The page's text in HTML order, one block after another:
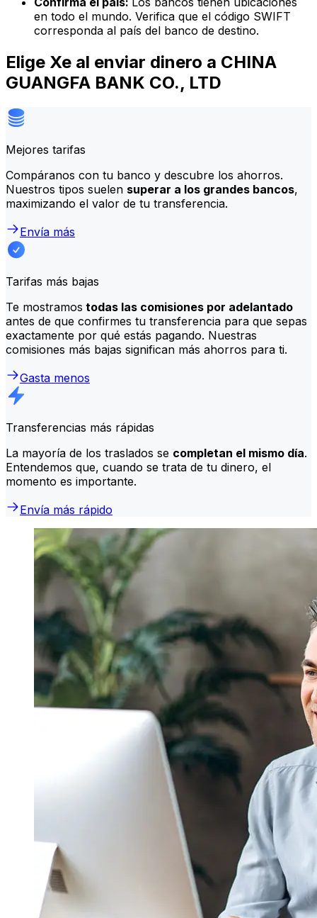
en todo el mundo. Verifica que el código SWIFT
corresponda al país del banco de destino.
Elige Xe al enviar dinero a CHINA
GUANGFA BANK CO., LTD
Mejores tarifas
Compáranos con tu banco y descubre los ahorros.
Nuestros tipos suelen superar a los grandes bancos,
maximizando el valor de tu transferencia.
Envía más
Tarifas más bajas
Te mostramos todas las comisiones por adelantado
antes de que confirmes tu transferencia para que sepas
exactamente por qué estás pagando. Nuestras
comisiones más bajas significan más ahorros para ti.
Gasta menos
Transferencias más rápidas
La mayoría de los traslados se completan el mismo día.
Entendemos que, cuando se trata de tu dinero, el
momento es importante.
Envía más rápido